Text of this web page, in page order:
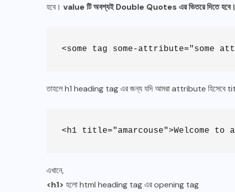
হবে। value টি অবশ্যই Double Quotes এর ভিতরে দিতে হবে।
<some tag some-attribute="some
তাহলে h1 heading tag এর জন্য যদি আমরা attribute হিসেবে title
<h1 title="amarcouse">Welcome to
এখানে,
<h1> হলো html heading tag এর opening tag